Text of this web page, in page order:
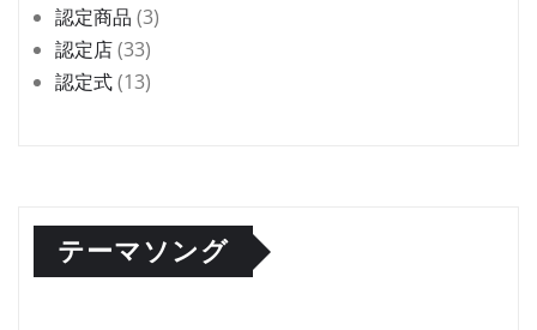
認定商品 (3)
認定店(33)
認定式(13)
テーマソング